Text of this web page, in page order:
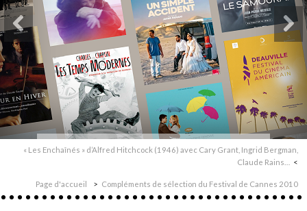
« Les Enchaînés » d’Alfred Hitchcock (1946) avec Cary Grant, Ingrid Bergman,
Claude Rains…
Page d'accueil Compléments de sélection du Festival de Cannes 2010